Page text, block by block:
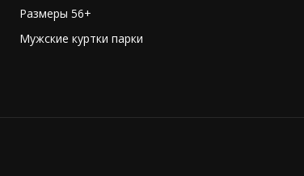
Размеры 56+
Мужские куртки парки